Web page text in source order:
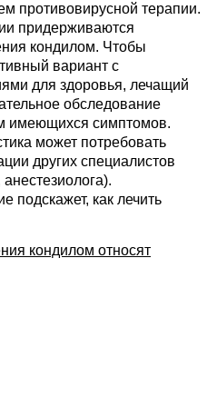
противовирусной терапии.
придерживаются
кондилом. Чтобы
вариант с
для здоровья, лечащий
обследование
имеющихся симптомов.
может потребовать
других специалистов
подскажет, как лечить
кондилом относят